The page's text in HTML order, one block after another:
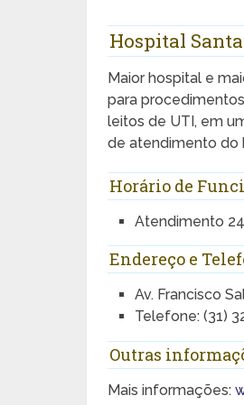
Hospital
Maior hospital e
para
leitos de UTI, em
de atendimento do
Horário de
Atendimento
Endereço e
Av. Francisco
Telefone: (31)
Outras
Mais informações: